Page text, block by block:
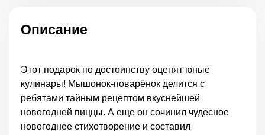
Описание
Этот подарок по достоинству оценят юные
кулинары! Мышонок-поварёнок делится с
ребятами тайным рецептом вкуснейшей
новогодней пиццы. А еще он сочинил чудесное
новогоднее стихотворение и составил